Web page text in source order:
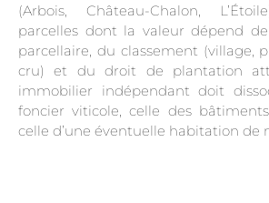
(Arbois, Château-Chalon,
parcelles dont la valeur dépend
parcellaire, du classement (village,
cru) et du droit de plantation
immobilier indépendant doit
foncier viticole, celle des
celle d’une éventuelle habitation de